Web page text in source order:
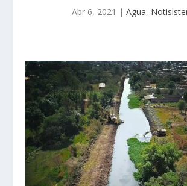
Abr 6, 2021 | Agua,